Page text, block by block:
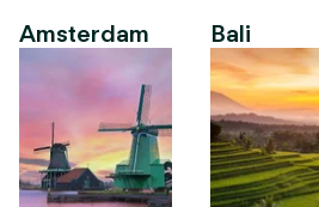
Amsterdam
Bali